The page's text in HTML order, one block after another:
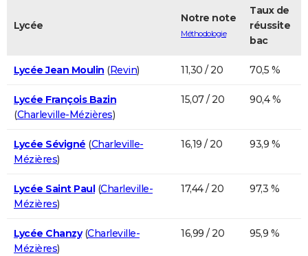
Lycée
Notre note
Méthodologie
Taux de
réussite
bac
Lycée Jean Moulin (Revin) 11,30 / 20 70,5 %
Lycée François Bazin
(Charleville-Mézières)
15,07 / 20 90,4 %
Lycée Sévigné (Charleville-
Mézières)
16,19 / 20 93,9 %
Lycée Saint Paul(Charleville-
Mézières)
17,44 / 20 97,3 %
Lycée Chanzy(Charleville-
Mézières)
16,99 / 20 95,9 %